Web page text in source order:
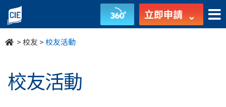
校
友
動
立即申請
>校友 >校友活動
校友活動